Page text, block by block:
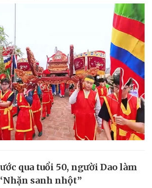
qua tuổi 50, người Dao làm
sanh nhột”